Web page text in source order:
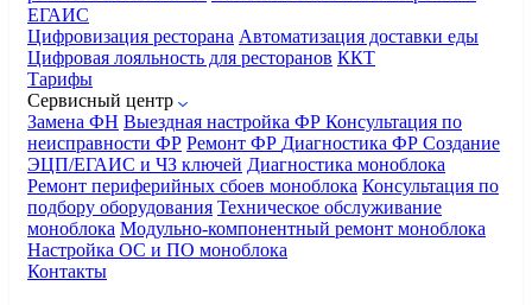
ЕГАИС
Цифровизация ресторана Автоматизация доставки еды
Цифровая лояльность для ресторанов ККТ
Тарифы
Сервисный центр
Замена ФН Выездная настройка ФР Консультация по
неисправности ФР Ремонт ФР Диагностика ФР Создание
ЭЦП/ЕГАИС и ЧЗ ключей Диагностика моноблока
Ремонт периферийных сбоев моноблока Консультация по
подбору оборудования Техническое обслуживание
моноблока Модульно-компонентный ремонт моноблока
Настройка ОС и ПО моноблока
Контакты